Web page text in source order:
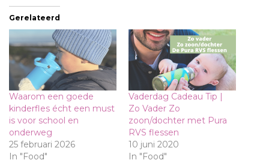
Gerelateerd
Waarom een goede
kinderfles écht een must
is voor school en
onderweg
25 februari 2026
In "Food"
Vaderdag Cadeau Tip |
Zo Vader Zo
zoon/dochter met Pura
RVS flessen
10 juni 2020
In "Food"